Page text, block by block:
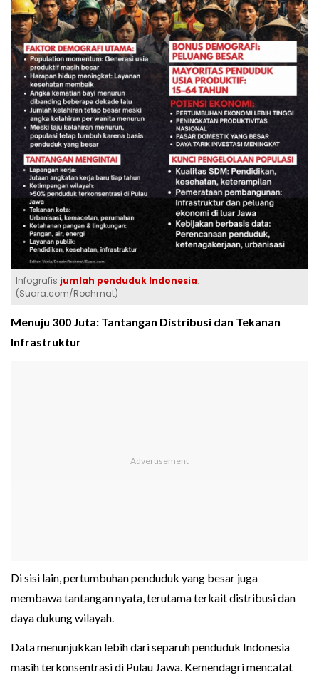
Infografis jumlah penduduk Indonesia.
(Suara.com/Rochmat)
Menuju 300 Juta: Tantangan Distribusi dan Tekanan
Infrastruktur
Di sisi lain, pertumbuhan penduduk yang besar juga
membawa tantangan nyata, terutama terkait distribusi dan
daya dukung wilayah.
Data menunjukkan lebih dari separuh penduduk Indonesia
masih terkonsentrasi di Pulau Jawa. Kemendagri mencatat